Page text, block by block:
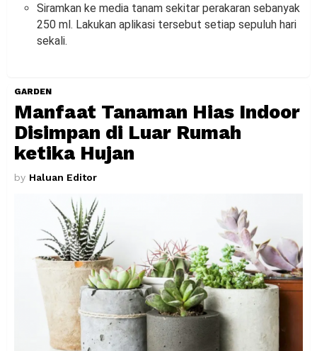
Siramkan ke media tanam sekitar perakaran sebanyak
250 ml. Lakukan aplikasi tersebut setiap sepuluh hari
sekali.
GARDEN
Manfaat Tanaman Hias Indoor
Disimpan di Luar Rumah
ketika Hujan
by Haluan Editor